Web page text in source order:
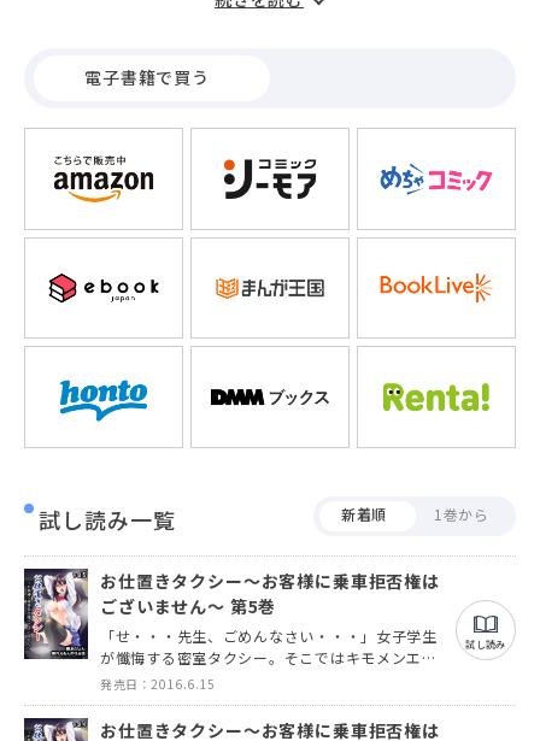
んなある日、邦雄は自分の人生を狂わせ転落させた一人の女
電子書籍で買う
試し読み一覧 新着順 1巻から
お仕置きタクシー～お客様に乗車拒否権は
ございません～ 第5巻
「せ・・・先生、ごめんなさい・・・」女子学生
が懺悔する密室タクシー。そこではキモメンエロ
教師によるお仕置き調教課外授業が実行されてい
た。正義感の強いタクシー運転手の中村邦雄は、
苦悩と葛藤の日々を送っていたが・・・。そんな
発売日：2016.6.15
試し読み
お仕置きタクシー～お客様に乗車拒否権は